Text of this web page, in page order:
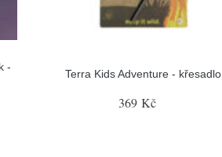
-
Terra Kids Adventure - křesadlo
369 Kč